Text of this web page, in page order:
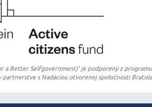
Better Selfgovernment)’ je podporený z
s Nadáciou otvorenej spoločnosti